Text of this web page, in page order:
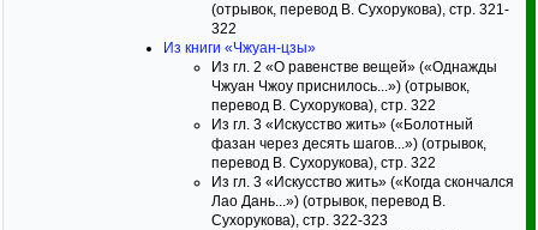
(отрывок, перевод В. Сухорукова), стр. 321-
322
Из книги «Чжуан-цзы»
Из гл. 2 «О равенстве вещей» («Однажды
Чжуан Чжоу приснилось...») (отрывок,
перевод В. Сухорукова), стр. 322
Из гл. 3 «Искусство жить» («Болотный
фазан через десять шагов...») (отрывок,
перевод В. Сухорукова), стр. 322
Из гл. 3 «Искусство жить» («Когда скончался
Лао Дань...») (отрывок, перевод В.
Сухорукова), стр. 322-323